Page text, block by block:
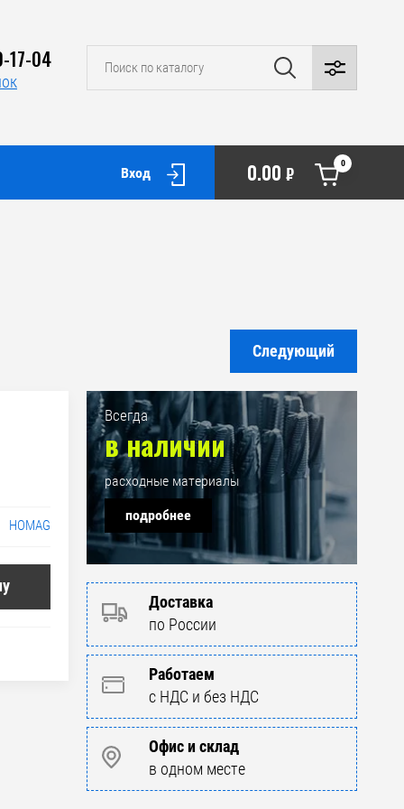
Вход 0.00 ₽
0
17-04
Следующий
HOMAG
Всегда
в наличии
расходные материалы
подробнее
Доставка
по России
Работаем
с НДС и без НДС
Офис и склад
в одном месте